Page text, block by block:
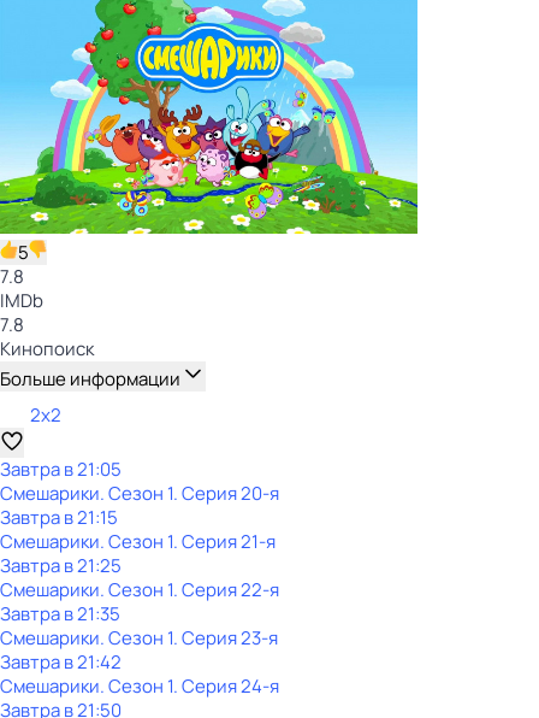
5
7.8
IMDb
7.8
Кинопоиск
Больше информации
2x2
Завтра в 21:05
Смешарики. Сезон 1. Серия 20-я
Завтра в 21:15
Смешарики. Сезон 1. Серия 21-я
Завтра в 21:25
Смешарики. Сезон 1. Серия 22-я
Завтра в 21:35
Смешарики. Сезон 1. Серия 23-я
Завтра в 21:42
Смешарики. Сезон 1. Серия 24-я
Завтра в 21:50